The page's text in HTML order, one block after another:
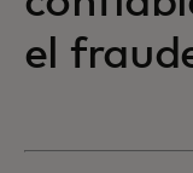
el